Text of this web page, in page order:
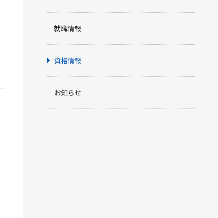
就職情報
資格情報
お知らせ